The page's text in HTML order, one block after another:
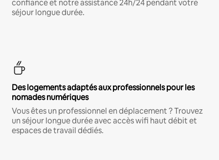
confiance et notre assistance 24h/24 pendant votre
séjour longue durée.
Des logements adaptés aux professionnels pour les
nomades numériques
Vous êtes un professionnel en déplacement ? Trouvez
un séjour longue durée avec accès wifi haut débit et
espaces de travail dédiés.